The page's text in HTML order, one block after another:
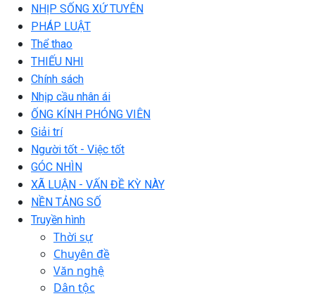
NHỊP SỐNG XỨ TUYÊN
PHÁP LUẬT
Thể thao
THIẾU NHI
Chính sách
Nhịp cầu nhân ái
ỐNG KÍNH PHÓNG VIÊN
Giải trí
Người tốt - Việc tốt
GÓC NHÌN
XÃ LUẬN - VẤN ĐỀ KỲ NÀY
NỀN TẢNG SỐ
Truyền hình
Thời sự
Chuyên đề
Văn nghệ
Dân tộc